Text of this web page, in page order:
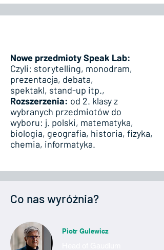
Nowe przedmioty Speak Lab:
Czyli: storytelling, monodram,
prezentacja, debata,
spektakl, stand-up itp.,
Rozszerzenia: od 2. klasy z
wybranych przedmiotów do
wyboru: j. polski, matematyka,
biologia, geografia, historia, fizyka,
chemia, informatyka.​
Co nas wyróżnia?
Piotr Gulewicz